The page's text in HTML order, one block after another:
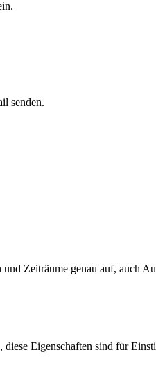
senden.
Zeiträume genau auf, auch
Eigenschaften sind für